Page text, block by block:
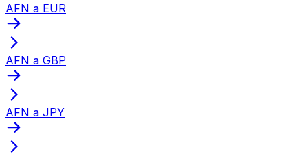
AFN a EUR
AFN a GBP
AFN a JPY